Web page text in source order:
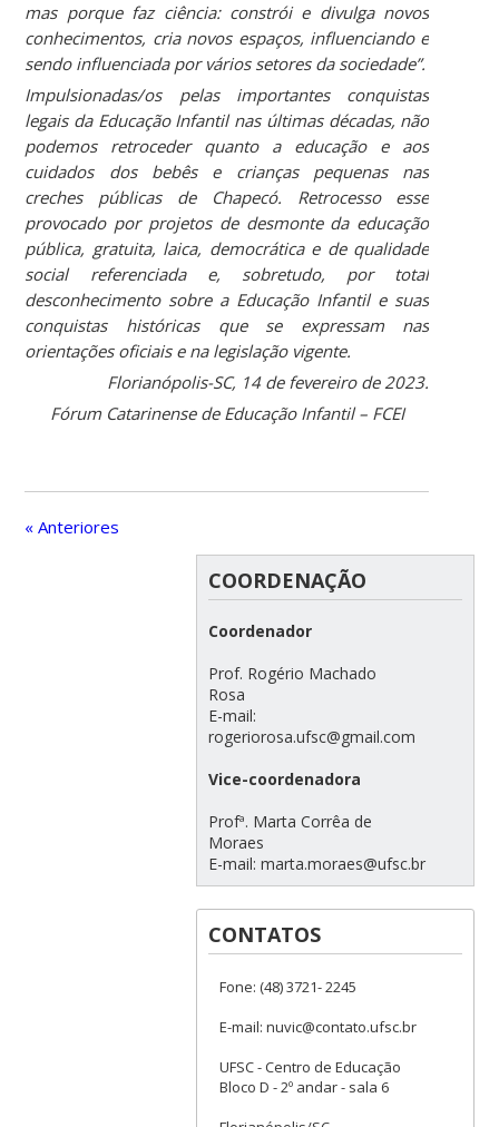
mas porque faz ciência: constrói e divulga novos
conhecimentos, cria novos espaços, influenciando e
sendo influenciada por vários setores da sociedade”.
Impulsionadas/os pelas importantes conquistas
legais da Educação Infantil nas últimas décadas, não
podemos retroceder quanto a educação e aos
cuidados dos bebês e crianças pequenas nas
creches públicas de Chapecó. Retrocesso esse
provocado por projetos de desmonte da educação
pública, gratuita, laica, democrática e de qualidade
social referenciada e, sobretudo, por total
desconhecimento sobre a Educação Infantil e suas
conquistas históricas que se expressam nas
orientações oficiais e na legislação vigente.
Florianópolis-SC, 14 de fevereiro de 2023.
Fórum Catarinense de Educação Infantil – FCEI
« Anteriores
COORDENAÇÃO
Coordenador
Prof. Rogério Machado
Rosa⠀⠀⠀⠀⠀⠀⠀⠀
E-mail:
rogeriorosa.ufsc@gmail.com⠀⠀⠀⠀
Vice-coordenadora
Profª. Marta Corrêa de
Moraes⠀⠀⠀⠀⠀⠀
E-mail: marta.moraes@ufsc.br
CONTATOS
Fone: (48) 3721- 2245
E-mail: nuvic@contato.ufsc.br
UFSC - Centro de Educação
Bloco D - 2º andar - sala 6